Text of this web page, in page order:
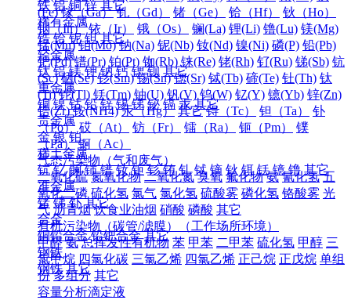
(Fe) 镓（Ga） 钆（Gd） 锗（Ge） 铪（Hf）
钬（Ho）
铟（In） 铱（Ir） 锇（Os） 镧(La) 锂(Li) 镥(Lu) 镁(Mg)
锰(Mn) 钼(Mo) 钠(Na) 铌(Nb) 钕(Nd) 镍(Ni) 磷(P) 铅(Pb)
钯(Pd) 镨(Pr) 铂(Pt) 铷(Rb) 铼(Re) 铑(Rh) 钌(Ru) 锑(Sb) 钪
(Sc) 硒(Se) 钐(Sm) 锡(Sn) 锶(Sr) 铽(Tb) 碲(Te) 钍(Th) 钛
(Ti) 铊(Tl) 铥(Tm) 铀(U) 钒(V) 钨(W) 钇(Y) 镱(Yb) 锌(Zn)
锆(Zr) 铵(NH4) 汞（Hg） 其它 锝（Tc） 钽（Ta）
钋
（Po） 砹（At） 钫（Fr） 镭（Ra） 钷（Pm）
镤
（Pa） 锕（Ac）
气态污染物（气和废气）
二氧化硫 氮氧化物 二氧化氮 臭氧 氟化物 氨 氰化氢 五
氧化二磷 硫化氢 氯气 氯化氢 硫酸雾 磷化氢 铬酸雾 光
气 沥青烟 饮食业油烟 硝酸 磷酸 其它
有机污染物（碳管/滤膜）（工作场所环境）
甲醛 氨 总挥发性有机物 苯 甲苯 二甲苯 硫化氢 甲醇 三
氯甲烷 四氯化碳 三氯乙烯 四氯乙烯 正己烷 正戊烷 单组
份 多组分 其它
容量分析滴定液
铁 铝 铜 锌 其它
稀有金属
锆 铪 铌 钽 其它
轻金属
钛 铝 镁 钾 钠 钙 锶 钡 其它
重金属
铜 镍 钴 铅 锌 锡 锑 铋 镉 汞 其它
贵金属
金 银 铂
稀土金属
钪 钇 镧 铈 镨 钕 钷 钐 铕 钆 铽 镝 钬 铒 铥 镱 镥 其它
准金属
锗 锑 钋 其它
合金
铜铅合金 铅钯合金 其它
钢铁
钢铁 其它